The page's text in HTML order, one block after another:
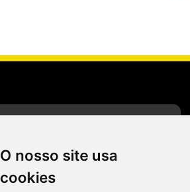
O nosso site usa
cookies